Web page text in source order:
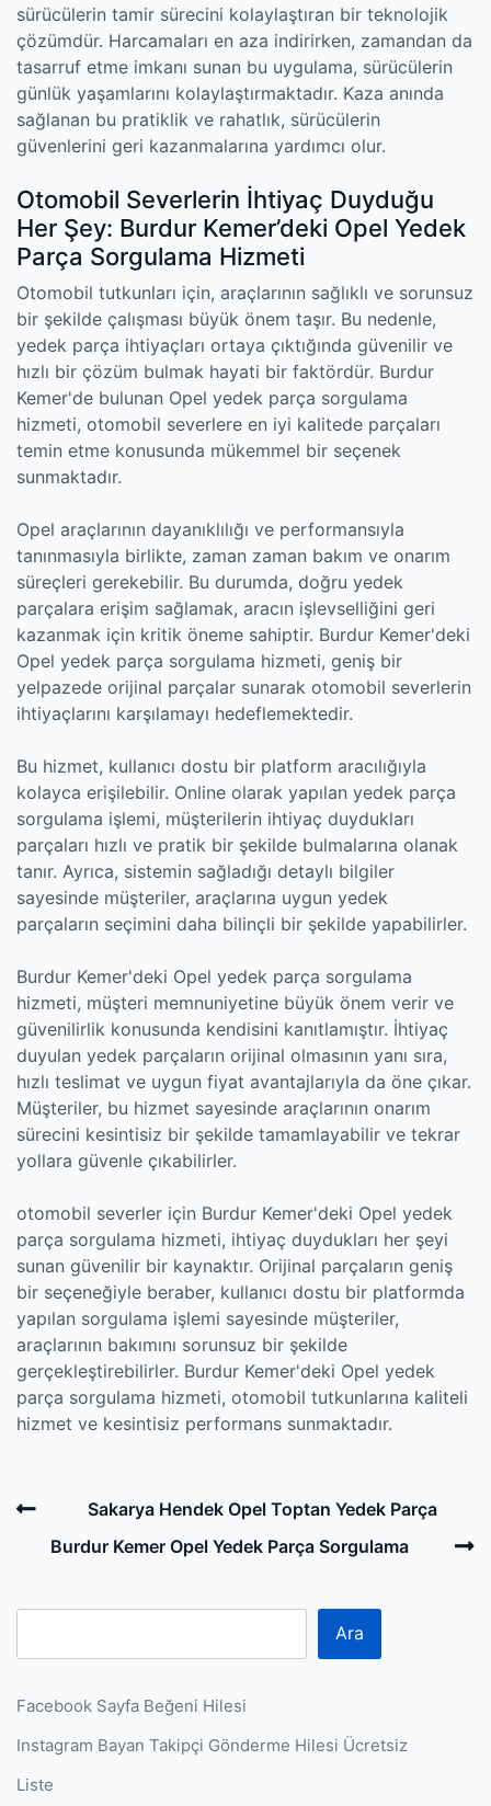
sürücülerin tamir sürecini kolaylaştıran bir teknolojik
çözümdür. Harcamaları en aza indirirken, zamandan da
tasarruf etme imkanı sunan bu uygulama, sürücülerin
günlük yaşamlarını kolaylaştırmaktadır. Kaza anında
sağlanan bu pratiklik ve rahatlık, sürücülerin
güvenlerini geri kazanmalarına yardımcı olur.
Otomobil Severlerin İhtiyaç Duyduğu
Her Şey: Burdur Kemer’deki Opel Yedek
Parça Sorgulama Hizmeti
Otomobil tutkunları için, araçlarının sağlıklı ve sorunsuz
bir şekilde çalışması büyük önem taşır. Bu nedenle,
yedek parça ihtiyaçları ortaya çıktığında güvenilir ve
hızlı bir çözüm bulmak hayati bir faktördür. Burdur
Kemer'de bulunan Opel yedek parça sorgulama
hizmeti, otomobil severlere en iyi kalitede parçaları
temin etme konusunda mükemmel bir seçenek
sunmaktadır.
Opel araçlarının dayanıklılığı ve performansıyla
tanınmasıyla birlikte, zaman zaman bakım ve onarım
süreçleri gerekebilir. Bu durumda, doğru yedek
parçalara erişim sağlamak, aracın işlevselliğini geri
kazanmak için kritik öneme sahiptir. Burdur Kemer'deki
Opel yedek parça sorgulama hizmeti, geniş bir
yelpazede orijinal parçalar sunarak otomobil severlerin
ihtiyaçlarını karşılamayı hedeflemektedir.
Bu hizmet, kullanıcı dostu bir platform aracılığıyla
kolayca erişilebilir. Online olarak yapılan yedek parça
sorgulama işlemi, müşterilerin ihtiyaç duydukları
parçaları hızlı ve pratik bir şekilde bulmalarına olanak
tanır. Ayrıca, sistemin sağladığı detaylı bilgiler
sayesinde müşteriler, araçlarına uygun yedek
parçaların seçimini daha bilinçli bir şekilde yapabilirler.
Burdur Kemer'deki Opel yedek parça sorgulama
hizmeti, müşteri memnuniyetine büyük önem verir ve
güvenilirlik konusunda kendisini kanıtlamıştır. İhtiyaç
duyulan yedek parçaların orijinal olmasının yanı sıra,
hızlı teslimat ve uygun fiyat avantajlarıyla da öne çıkar.
Müşteriler, bu hizmet sayesinde araçlarının onarım
sürecini kesintisiz bir şekilde tamamlayabilir ve tekrar
yollara güvenle çıkabilirler.
otomobil severler için Burdur Kemer'deki Opel yedek
parça sorgulama hizmeti, ihtiyaç duydukları her şeyi
sunan güvenilir bir kaynaktır. Orijinal parçaların geniş
bir seçeneğiyle beraber, kullanıcı dostu bir platformda
yapılan sorgulama işlemi sayesinde müşteriler,
araçlarının bakımını sorunsuz bir şekilde
gerçekleştirebilirler. Burdur Kemer'deki Opel yedek
parça sorgulama hizmeti, otomobil tutkunlarına kaliteli
hizmet ve kesintisiz performans sunmaktadır.
Post
navigation
Previous
Post
Sakarya Hendek Opel Toptan Yedek Parça
Burdur Kemer Opel Yedek Parça Sorgulama
Ara
Facebook Sayfa Beğeni Hilesi
Instagram Bayan Takipçi Gönderme Hilesi Ücretsiz
Liste